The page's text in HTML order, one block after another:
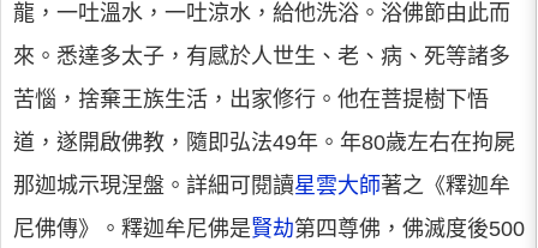
龍，一吐溫水，一吐涼水，給他洗浴。浴佛節由此而
來。悉達多太子，有感於人世生、老、病、死等諸多
苦惱，捨棄王族生活，出家修行。他在菩提樹下悟
道，遂開啟佛教，隨即弘法49年。年80歲左右在拘屍
那迦城示現涅盤。詳細可閱讀星雲大師著之《釋迦牟
尼佛傳》。釋迦牟尼佛是賢劫第四尊佛，佛滅度後500